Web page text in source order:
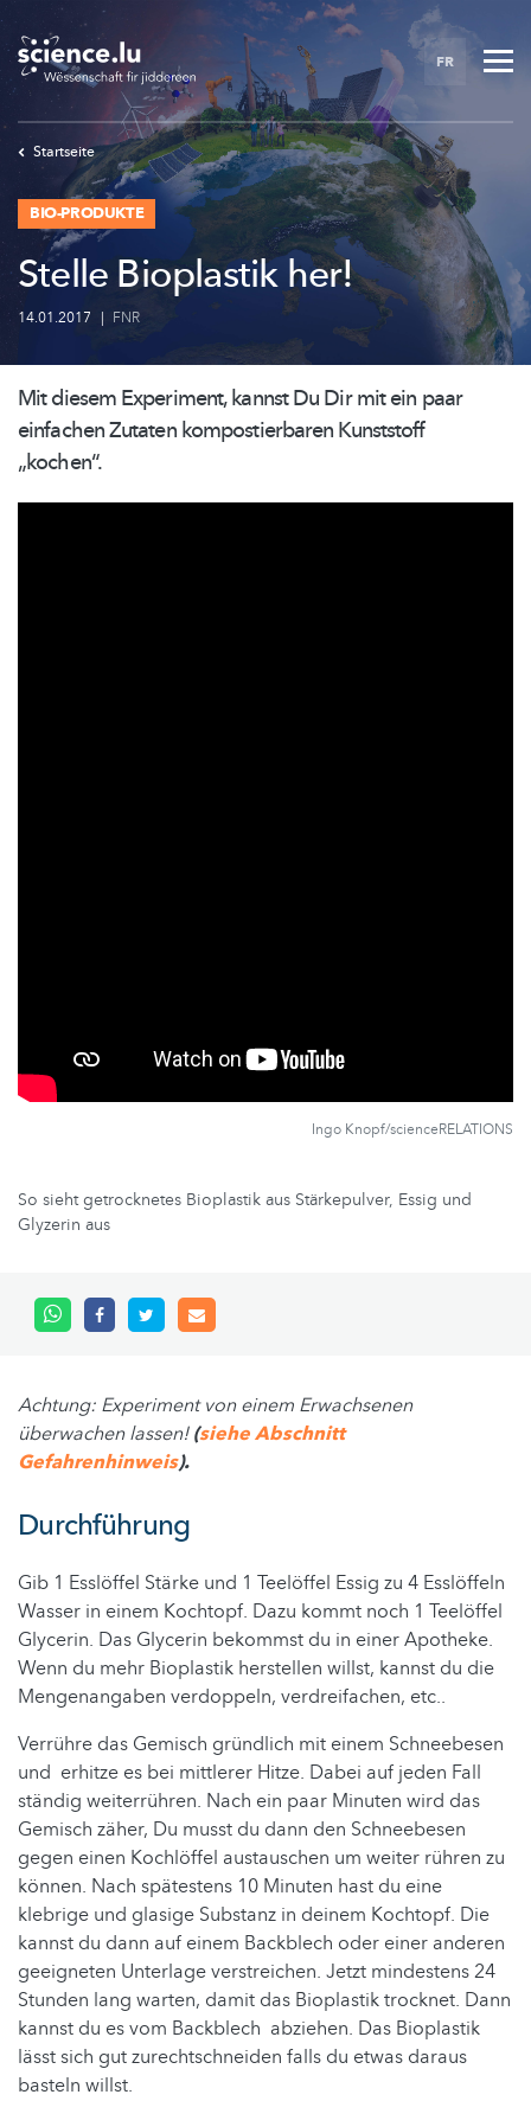
Skip
main
content
FR
Startseite
BIO-PRODUKTE
Stelle Bioplastik her!
14.01.2017 | FNR
Mit diesem Experiment, kannst Du Dir mit ein paar
einfachen Zutaten kompostierbaren Kunststoff
„kochen“.
Ingo Knopf/scienceRELATIONS
So sieht getrocknetes Bioplastik aus Stärkepulver, Essig und
Glyzerin aus
Achtung: Experiment von einem Erwachsenen
überwachen lassen!(siehe Abschnitt
Gefahrenhinweis).
Durchführung
Gib 1 Esslöffel Stärke und 1 Teelöffel Essig zu 4 Esslöffeln
Wasser in einem Kochtopf. Dazu kommt noch 1 Teelöffel
Glycerin. Das Glycerin bekommst du in einer Apotheke.
Wenn du mehr Bioplastik herstellen willst, kannst du die
Mengenangaben verdoppeln, verdreifachen, etc..
Verrühre das Gemisch gründlich mit einem Schneebesen
und erhitze es bei mittlerer Hitze. Dabei auf jeden Fall
ständig weiterrühren. Nach ein paar Minuten wird das
Gemisch zäher, Du musst du dann den Schneebesen
gegen einen Kochlöffel austauschen um weiter rühren zu
können. Nach spätestens 10 Minuten hast du eine
klebrige und glasige Substanz in deinem Kochtopf. Die
kannst du dann auf einem Backblech oder einer anderen
geeigneten Unterlage verstreichen. Jetzt mindestens 24
Stunden lang warten, damit das Bioplastik trocknet. Dann
kannst du es vom Backblech abziehen. Das Bioplastik
lässt sich gut zurechtschneiden falls du etwas daraus
basteln willst.